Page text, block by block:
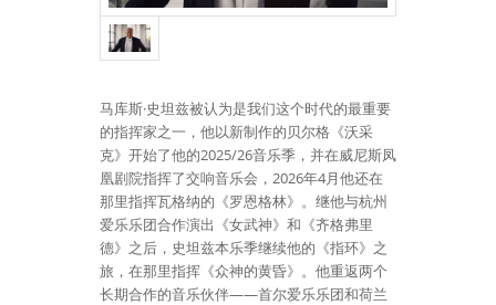
马库斯·史坦兹被认为是我们这个时代的最重要
的指挥家之一，他以新制作的贝尔格《沃采
克》开始了他的2025/26音乐季，并在威尼斯凤
凰剧院指挥了交响音乐会，2026年4月他还在
那里指挥瓦格纳的《罗恩格林》。继他与杭州
爱乐乐团合作演出《女武神》和《齐格弗里
德》之后，史坦兹本乐季继续他的《指环》之
旅，在那里指挥《众神的黄昏》。他重返两个
长期合作的音乐伙伴——首尔爱乐乐团和荷兰